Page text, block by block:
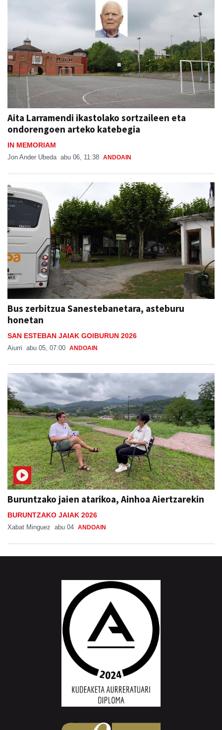
Aita Larramendi ikastolako sortzaileen eta
ondorengoen arteko katebegia
IN MEMORIAM
Jon Ander Ubeda abu 06, 11:38 ANDOAIN
Bus zerbitzua Sanestebanetara, asteburu
honetan
SAN ESTEBAN JAIAK GOIBURUN 2026
Aiurri abu 05, 07:00 ANDOAIN
Buruntzako jaien atarikoa, Ainhoa Aiertzarekin
BURUNTZAKO JAIAK 2026
Xabat Minguez abu 04 ANDOAIN